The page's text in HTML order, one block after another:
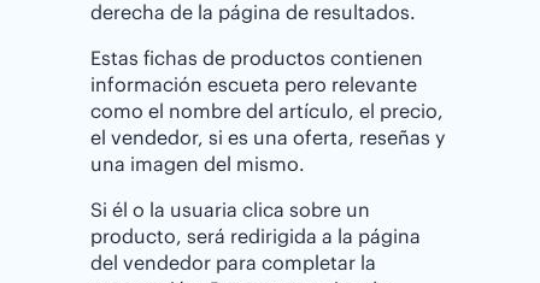
derecha de la página de resultados.
Estas fichas de productos contienen
información escueta pero relevante
como el nombre del artículo, el precio,
el vendedor, si es una oferta, reseñas y
una imagen del mismo.
Si él o la usuaria clica sobre un
producto, será redirigida a la página
del vendedor para completar la